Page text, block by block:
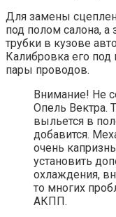
Для замены
под полом салона, а
трубки в кузове
Калибровка его
пары проводов.
Внимание! Не
Опель Вектра.
выльется в
добавится.
очень
установить
охлаждения,
то многих
АКПП.